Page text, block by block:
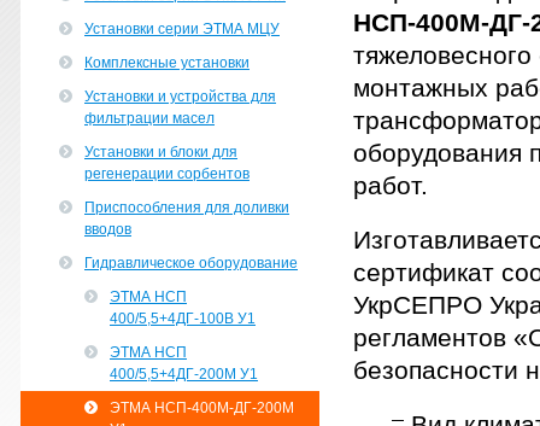
НСП-400М-ДГ-
монтажных
оборудования
работ.
сертификат
УкрСЕПРО
регламентов
безопасности
Установки серии ЭТМА МЦУ
Комплексные установки
Установки и устройства для
фильтрации масел
Установки и блоки для
регенерации сорбентов
Приспособления для доливки
вводов
Гидравлическое оборудование
ЭТМА НСП
400/5,5+4ДГ-100В У1
ЭТМА НСП
400/5,5+4ДГ-200М У1
ЭТМА НСП-400М-ДГ-200М